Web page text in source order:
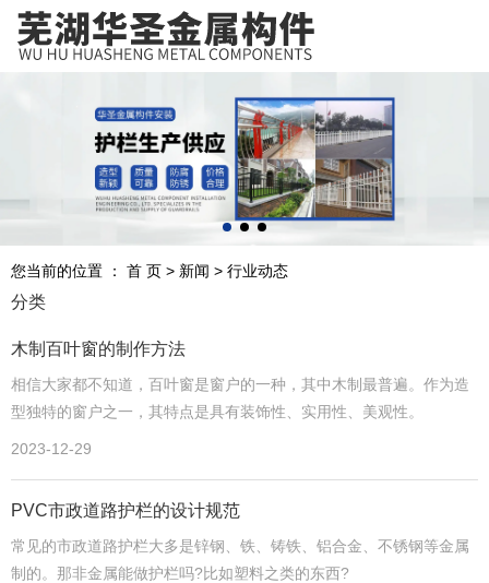
安装服务，欢迎咨询！
护栏设计、制作、安装一站式服务
业务咨询电话
0553-5365116
19955374999
您当前的位置 ： 首 页 > 新闻 > 行业动态
分类
木制百叶窗的制作方法
相信大家都不知道，百叶窗是窗户的一种，其中木制最普遍。作为造
型独特的窗户之一，其特点是具有装饰性、实用性、美观性。
2023-12-29
PVC市政道路护栏的设计规范
常见的市政道路护栏大多是锌钢、铁、铸铁、铝合金、不锈钢等金属
制的。那非金属能做护栏吗?比如塑料之类的东西?